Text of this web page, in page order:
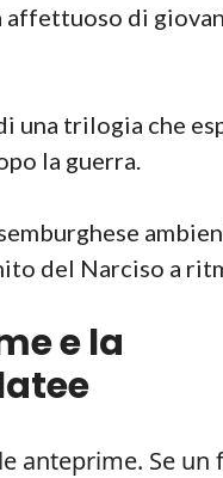
di
una trilogia che
la guerra.
del Narciso a
e la
anteprime. Se un